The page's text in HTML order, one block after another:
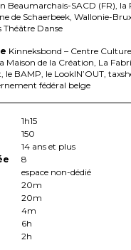
Beaumarchais-SACD (FR), la
de Schaerbeek, Wallonie-
Théâtre Danse
Kinneksbond – Centre
Maison de la Création, La
le BAMP, le LookIN’OUT,
fédéral belge
1h15
150
14 ans et plus
8
espace non-dédié
20m
20m
4m
6h
2h